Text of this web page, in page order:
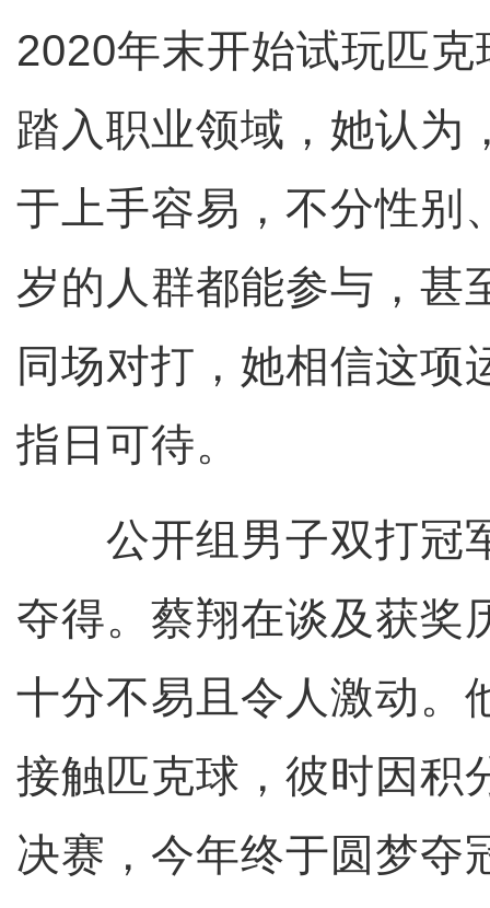
2020年末开始试玩匹
踏入职业领域，她认为
于上手容易，不分性别
岁的人群都能参与，甚
同场对打，她相信这项
指日可待。
公开组男子双打冠
夺得。蔡翔在谈及获奖
十分不易且令人激动。
接触匹克球，彼时因积
决赛，今年终于圆梦夺